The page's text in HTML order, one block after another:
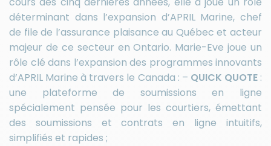
déterminant dans l’expansion d’APRIL Marine, chef
de file de l’assurance plaisance au Québec et acteur
majeur de ce secteur en Ontario. Marie-Eve joue un
rôle clé dans l’expansion des programmes innovants
d’APRIL Marine à travers le Canada : – QUICK QUOTE:
une plateforme de soumissions en ligne
spécialement pensée pour les courtiers, émettant
des soumissions et contrats en ligne intuitifs,
simplifiés et rapides ;